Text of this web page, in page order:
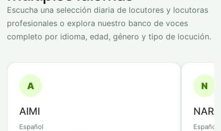
Escucha una selección diaria de locutores y locutoras
profesionales o explora nuestro banco de voces
completo por idioma, edad, género y tipo de locución.
A
AIMI
Español
N
NARU
Español